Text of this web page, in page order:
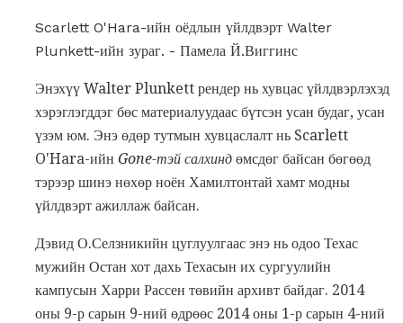
Scarlett O'Hara-ийн оёдлын үйлдвэрт Walter
Plunkett-ийн зураг. - Памела Й.Виггинс
Энэхүү Walter Plunkett рендер нь хувцас үйлдвэрлэхэд
хэрэглэгддэг бөс материалуудаас бүтсэн усан будаг, усан
үзэм юм. Энэ өдөр тутмын хувцаслалт нь Scarlett
O'Hara-ийн Gone-тэй салхинд өмсдөг байсан бөгөөд
тэрээр шинэ нөхөр ноён Хамилтонтай хамт модны
үйлдвэрт ажиллаж байсан.
Дэвид О.Селзникийн цуглуулгаас энэ нь одоо Техас
мужийн Остан хот дахь Техасын их сургуулийн
кампусын Харри Рассен төвийн архивт байдаг. 2014
оны 9-р сарын 9-ний өдрөөс 2014 оны 1-р сарын 4-ний